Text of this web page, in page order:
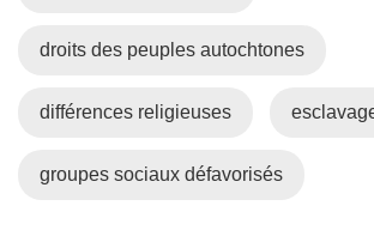
droits des peuples autochtones
différences religieuses
groupes sociaux défavorisés